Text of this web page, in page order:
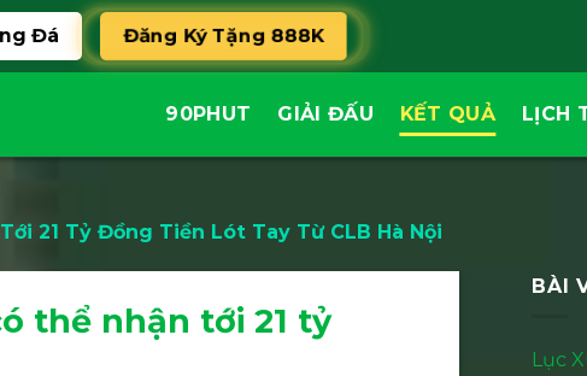
Đá Đăng Ký Tặng 888K
90PHUT GIẢI ĐẤU KẾT QUẢ LỊCH
21 Tỷ Đồng Tiền Lót Tay Từ CLB Hà Nội
thể nhận tới 21 tỷ
BÀI
Lục